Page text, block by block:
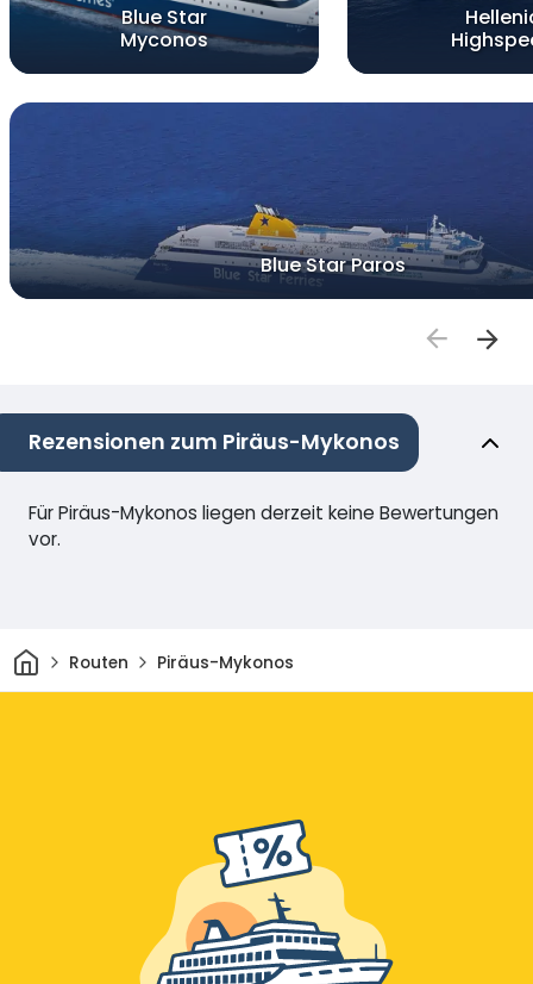
Blue Star
Myconos
Blue Star Paros
Rezensionen zum Piräus-Mykonos
Für Piräus-Mykonos liegen derzeit keine Bewertungen
vor.
HeimRouten Piräus-Mykonos